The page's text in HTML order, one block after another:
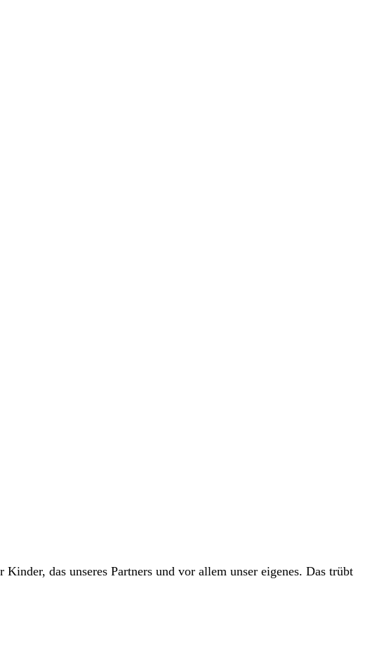
das unseres Partners und vor allem unser eigenes. Das trübt